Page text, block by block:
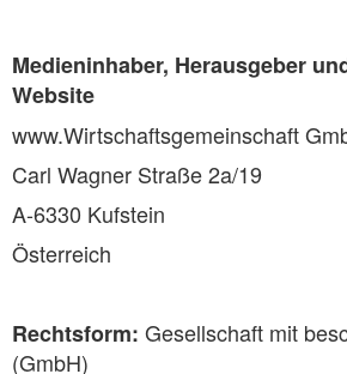
Medieninhaber, Herausgeber
Website
www.Wirtschaftsgemeinschaft
Carl Wagner Straße 2a/19
A-6330 Kufstein
Österreich
Rechtsform: Gesellschaft mit
(GmbH)